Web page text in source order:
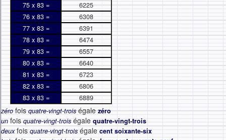
75 x 83 =
6225
76 x 83 =
6308
77 x 83 =
6391
78 x 83 =
6474
79 x 83 =
6557
80 x 83 =
6640
81 x 83 =
6723
82 x 83 =
6806
83 x 83 =
6889
zérofoisquatre-vingt-troiségalezéro
un fois quatre-vingt-trois égale quatre-vingt-trois
deuxfois quatre-vingt-trois égale cent soixante-six